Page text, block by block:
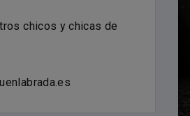
chicos y chicas de